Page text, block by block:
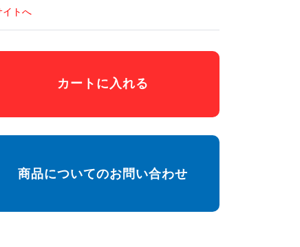
イトへ
カートに入れる
商品についてのお問い合わせ